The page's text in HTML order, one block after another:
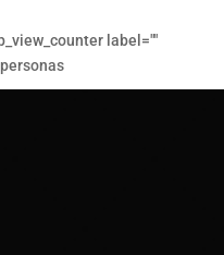
label=""